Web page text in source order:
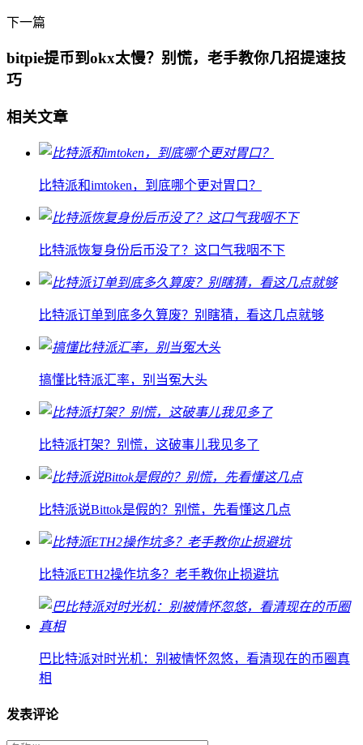
下一篇
bitpie提币到okx太慢？别慌，老手教你几招提速技
巧
相关文章
比特派和imtoken，到底哪个更对胃口？
比特派恢复身份后币没了？这口气我咽不下
比特派订单到底多久算废？别瞎猜，看这几点就够
搞懂比特派汇率，别当冤大头
比特派打架？别慌，这破事儿我见多了
比特派说Bittok是假的？别慌，先看懂这几点
比特派ETH2操作坑多？老手教你止损避坑
巴比特派对时光机：别被情怀忽悠，看清现在的币圈真
相
发表评论